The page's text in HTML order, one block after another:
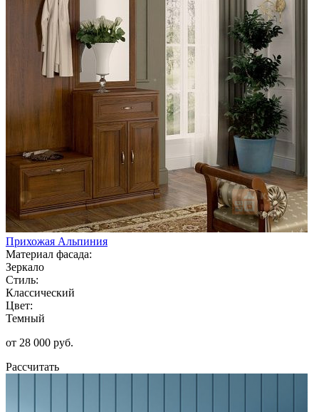
Прихожая Альпиния
Материал фасада:
Зеркало
Стиль:
Классический
Цвет:
Темный
от 28 000 руб.
Рассчитать